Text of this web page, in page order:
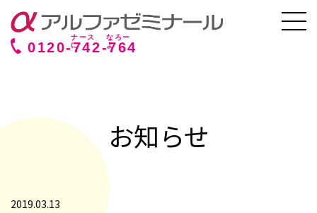
0120-742-764
お知らせ
2019.03.13